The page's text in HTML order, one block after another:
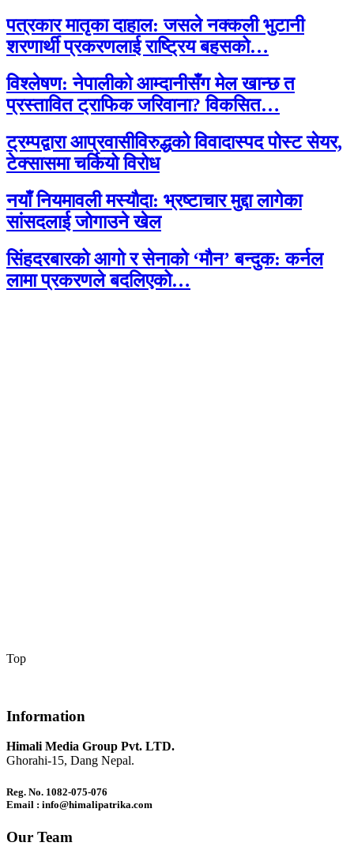
पत्रकार मातृका दाहाल: जसले नक्कली भुटानी
शरणार्थी प्रकरणलाई राष्ट्रिय बहसको…
विश्लेषण: नेपालीको आम्दानीसँग मेल खान्छ त
प्रस्तावित ट्राफिक जरिवाना? विकसित…
ट्रम्पद्वारा आप्रवासीविरुद्धको विवादास्पद पोस्ट सेयर,
टेक्सासमा चर्कियो विरोध
नयाँ नियमावली मस्यौदा: भ्रष्टाचार मुद्दा लागेका
सांसदलाई जोगाउने खेल
सिंहदरबारको आगो र सेनाको ‘मौन’ बन्दुक: कर्नल
लामा प्रकरणले बदलिएको…
Top
Information
Himali Media Group Pvt. LTD.
Ghorahi-15, Dang Nepal.
Reg. No. 1082-075-076
Email : info@himalipatrika.com
Our Team